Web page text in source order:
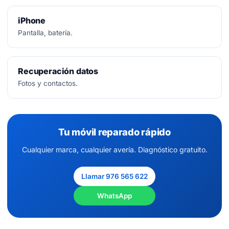
iPhone
Pantalla, batería.
Recuperación datos
Fotos y contactos.
Tu móvil reparado rápido
Cualquier marca, cualquier avería. Diagnóstico gratuito.
Llamar 976 565 622
WhatsApp